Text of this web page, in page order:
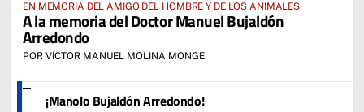
EN MEMORIA DEL AMIGO DEL HOMBRE Y DE LOS ANIMALES
A la memoria del Doctor Manuel Bujaldón
Arredondo
POR VÍCTOR MANUEL MOLINA MONGE
¡Manolo Bujaldón Arredondo!